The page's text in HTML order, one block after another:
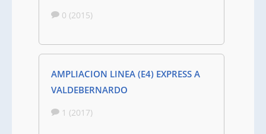
0 (2015)
AMPLIACION LINEA (E4) EXPRESS A
VALDEBERNARDO
1 (2017)